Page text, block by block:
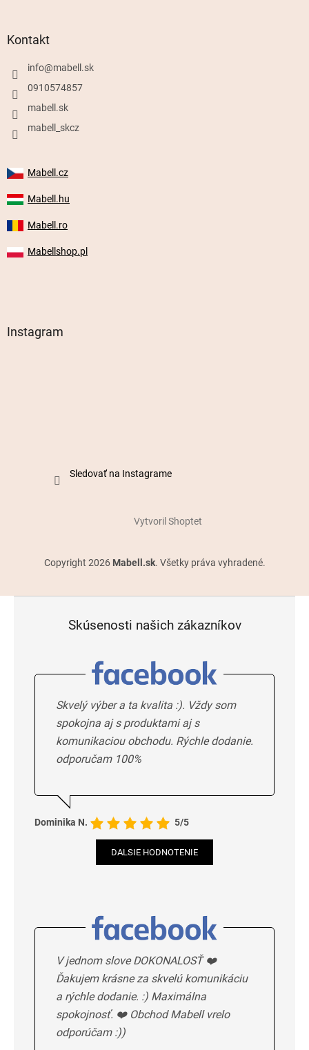
Kontakt
info@mabell.sk
0910574857
mabell.sk
mabell_skcz
Mabell.cz
Mabell.hu
Mabell.ro
Mabellshop.pl
Instagram
Sledovať na Instagrame
Vytvoril Shoptet
Copyright 2026 Mabell.sk. Všetky práva vyhradené.
Skúsenosti našich zákazníkov
Skvelý výber a ta kvalita :). Vždy som
spokojna aj s produktami aj s
komunikaciou obchodu. Rýchle dodanie.
odporučam 100%
Dominika N. 5/5
DALSIE HODNOTENIE
V jednom slove DOKONALOSŤ ❤️
Ďakujem krásne za skvelú komunikáciu
a rýchle dodanie. :) Maximálna
spokojnosť. ❤️ Obchod Mabell vrelo
odporúčam :))